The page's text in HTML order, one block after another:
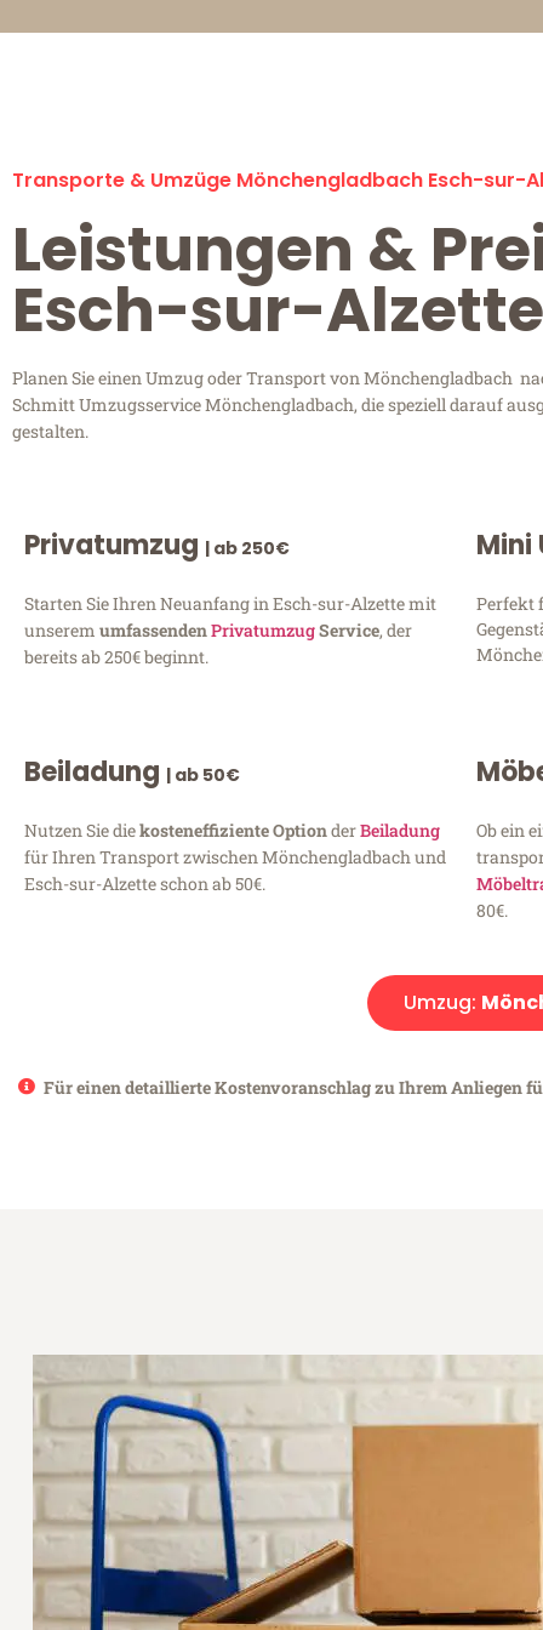
Transporte & Umzüge Mönchengladbach Esch-sur-
Leistungen &
Esch-sur-Alzette
Planen Sie einen Umzug oder Transport von Mönchengladbach
Schmitt Umzugsservice Mönchengladbach, die speziell darauf
gestalten.
Privatumzug | ab 250€
Starten Sie Ihren Neuanfang in Esch-sur-Alzette mit
unserem umfassendenPrivatumzugService, der
bereits ab 250€ beginnt.
Mini
Perfekt
Beiladung | ab 50€
Nutzen Sie diekosteneffiziente OptionderBeiladung
für Ihren Transport zwischen Mönchengladbach und
Esch-sur-Alzette schon ab 50€.
Ob ein
80€.
Umzug:
Für einen detaillierte Kostenvoranschlag zu Ihrem Anliegen